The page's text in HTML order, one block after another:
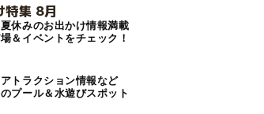
特集 8月
休みのお出かけ情報満載
＆イベントをチェック！
トラクション情報など
プール＆水遊びスポット